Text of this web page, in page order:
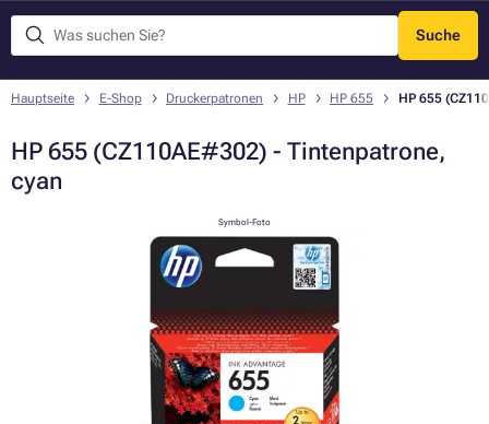
Suche
Menü
Hauptseite E-Shop Druckerpatronen HP HP 655 HP 655
HP 655 (CZ110AE#302) - Tintenpatrone,
cyan
Symbol-Foto